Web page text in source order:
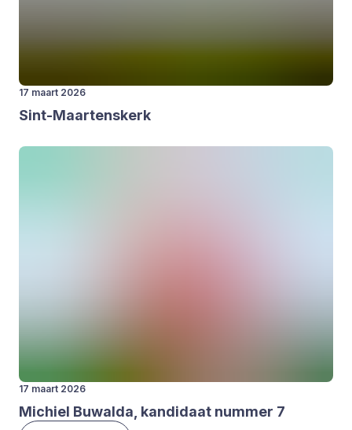
17 maart 2026
Sint-Maar­tens­kerk
17 maart 2026
Michiel Buwal­da, kan­di­daat num­mer 7